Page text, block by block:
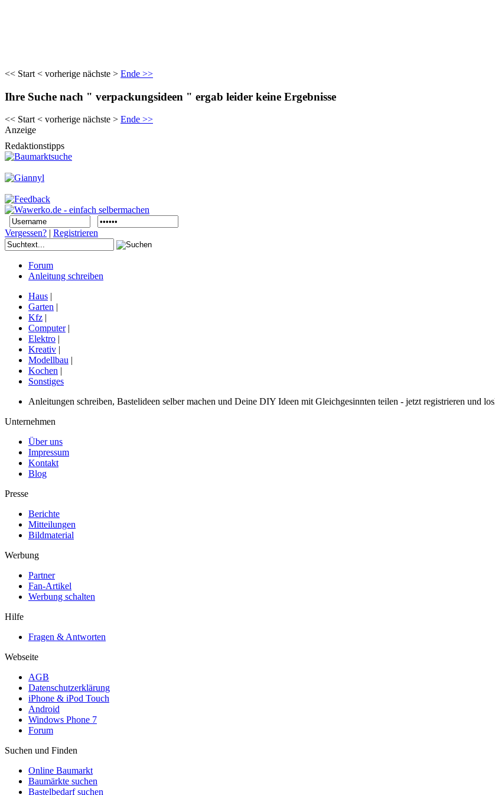
<< Start < vorherige nächste > Ende >>
Ihre Suche nach " verpackungsideen " ergab leider keine Ergebnisse
<< Start < vorherige nächste > Ende >>
Anzeige
Redaktionstipps
Vergessen? | Registrieren
Forum
Anleitung schreiben
Haus |
Garten |
Kfz |
Computer|
Elektro |
Kreativ |
Modellbau |
Kochen |
Sonstiges
Anleitungen schreiben, Bastelideen selber machen und Deine DIY Ideen mit Gleichgesinnten teilen - jetzt registrieren und
Unternehmen
Über uns
Impressum
Kontakt
Blog
Presse
Berichte
Mitteilungen
Bildmaterial
Werbung
Partner
Fan-Artikel
Werbung schalten
Hilfe
Fragen & Antworten
Webseite
AGB
Datenschutzerklärung
iPhone & iPod Touch
Android
Windows Phone 7
Forum
Suchen und Finden
Online Baumarkt
Baumärkte suchen
Bastelbedarf suchen